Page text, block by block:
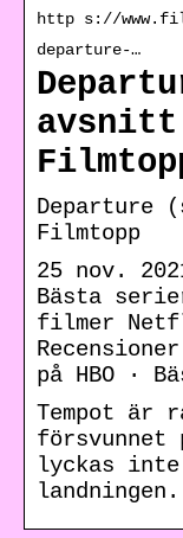
http s://
departure-…
Departure
Filmtopp
25 nov.
Bästa
filmer
på HBO ·
Tempot är
lyckas inte
landningen.